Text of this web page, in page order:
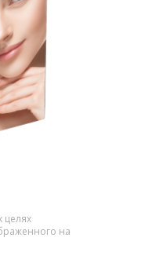
целях
на